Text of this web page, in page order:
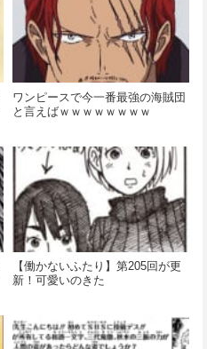
ワンピースで今一番最強の海賊団
と言えばｗｗｗｗｗｗｗｗ
【働かないふたり】第205回が更
新！可愛いのきた